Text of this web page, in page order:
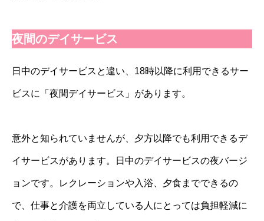
夜間のデイサービス
日中のデイサービスと違い、18時以降に利用できるサー
ビスに「夜間デイサービス」があります。
意外と知られていませんが、夕方以降でも利用できるデ
イサービスがあります。日中のデイサービスの夜バージ
ョンです。レクレーションや入浴、夕食までできるの
で、仕事と介護を両立している人にとっては負担軽減に